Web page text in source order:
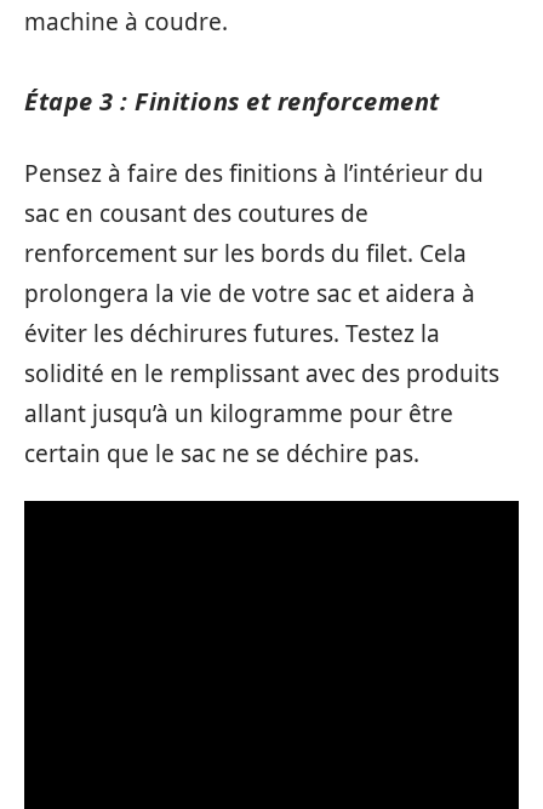
machine à coudre.
Étape 3 : Finitions et renforcement
Pensez à faire des finitions à l’intérieur du
sac en cousant des coutures de
renforcement sur les bords du filet. Cela
prolongera la vie de votre sac et aidera à
éviter les déchirures futures. Testez la
solidité en le remplissant avec des produits
allant jusqu’à un kilogramme pour être
certain que le sac ne se déchire pas.